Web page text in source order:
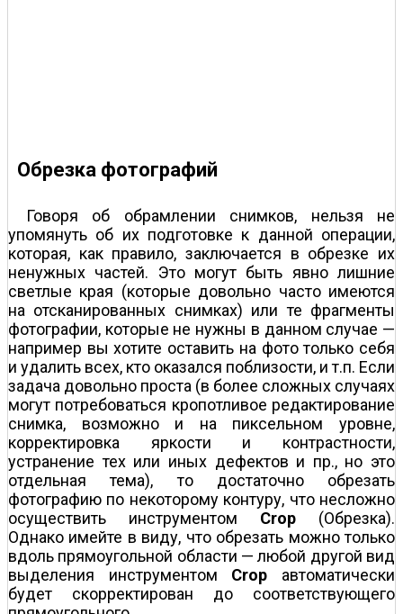
Обрезка фотографий
Говоря об обрамлении снимков, нельзя не
упомянуть об их подготовке к данной операции,
которая, как правило, заключается в обрезке их
ненужных частей. Это могут быть явно лишние
светлые края (которые довольно часто имеются
на отсканированных снимках) или те фрагменты
фотографии, которые не нужны в данном случае —
например вы хотите оставить на фото только себя
и удалить всех, кто оказался поблизости, и т.п. Если
задача довольно проста (в более сложных случаях
могут потребоваться кропотливое редактирование
снимка, возможно и на пиксельном уровне,
корректировка яркости и контрастности,
устранение тех или иных дефектов и пр., но это
отдельная тема), то достаточно обрезать
фотографию по некоторому контуру, что несложно
осуществить инструментом Crop (Обрезка).
Однако имейте в виду, что обрезать можно только
вдоль прямоугольной области — любой другой вид
выделения инструментом Crop автоматически
будет скорректирован до соответствующего